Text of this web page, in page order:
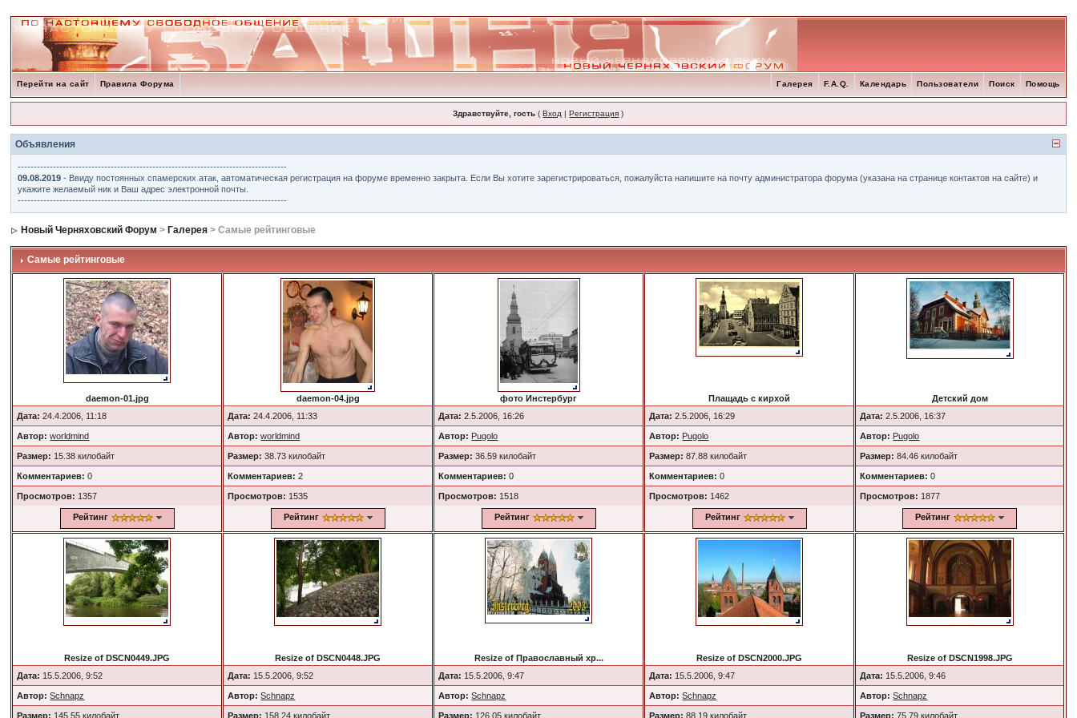
Перейти на сайт Правила Форума Помощь
Поиск
Пользователи
Календарь
F.A.Q.
Галерея
Здравствуйте, гость (Вход |Регистрация )
Объявления
------------------------------------------------------------------------------------
09.08.2019 - Ввиду постоянных спамерских атак, автоматическая регистрация на форуме временно закрыта. Если Вы хотите зарегистрироваться, пожалуйста напишите на почту администратора форума (указана на странице контактов на сайте) и
укажите желаемый ник и Ваш адрес электронной почты.
------------------------------------------------------------------------------------
Новый Черняховский Форум > Галерея > Самые рейтинговые
Самые рейтинговые
daemon-01.jpg
Дата: 24.4.2006, 11:18
Автор: worldmind
Размер: 15.38 килобайт
Комментариев: 0
Просмотров: 1357
Рейтинг
daemon-04.jpg
Дата: 24.4.2006, 11:33
Автор: worldmind
Размер: 38.73 килобайт
Комментариев: 2
Просмотров: 1535
Рейтинг
фото Инстербург
Дата: 2.5.2006, 16:26
Автор: Pugolo
Размер: 36.59 килобайт
Комментариев: 0
Просмотров: 1518
Рейтинг
Плащадь с кирхой
Дата: 2.5.2006, 16:29
Автор: Pugolo
Размер: 87.88 килобайт
Комментариев: 0
Просмотров: 1462
Рейтинг
Детский дом
Дата: 2.5.2006, 16:37
Автор: Pugolo
Размер: 84.46 килобайт
Комментариев: 0
Просмотров: 1877
Рейтинг
Resize of DSCN0449.JPG
Дата: 15.5.2006, 9:52
Автор: Schnapz
Размер: 145.55 килобайт
Resize of DSCN0448.JPG
Дата: 15.5.2006, 9:52
Автор: Schnapz
Размер: 158.24 килобайт
Resize of Православный хр...
Дата: 15.5.2006, 9:47
Автор: Schnapz
Размер: 126.05 килобайт
Resize of DSCN2000.JPG
Дата: 15.5.2006, 9:47
Автор: Schnapz
Размер: 88.19 килобайт
Resize of DSCN1998.JPG
Дата: 15.5.2006, 9:46
Автор: Schnapz
Размер: 75.79 килобайт